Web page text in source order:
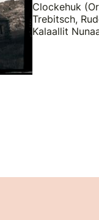
Clockehuk
Trebitsch,
Kalaallit